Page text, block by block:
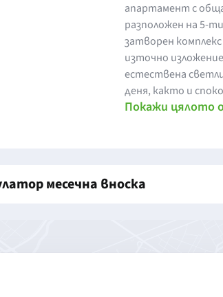
апартамент с
разположен на 5-
затворен
източно
естествена
деня, както и
Покажи цялото
месечна вноска